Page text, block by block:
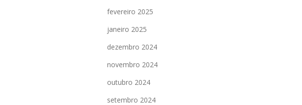
fevereiro 2025
janeiro 2025
dezembro 2024
novembro 2024
outubro 2024
setembro 2024